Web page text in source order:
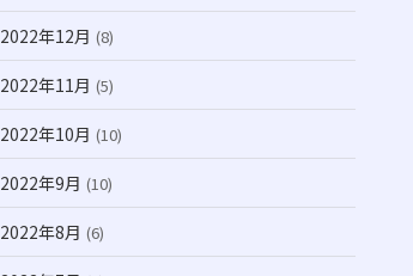
2022年12月 (8)
2022年11月 (5)
2022年10月 (10)
2022年9月 (10)
2022年8月 (6)